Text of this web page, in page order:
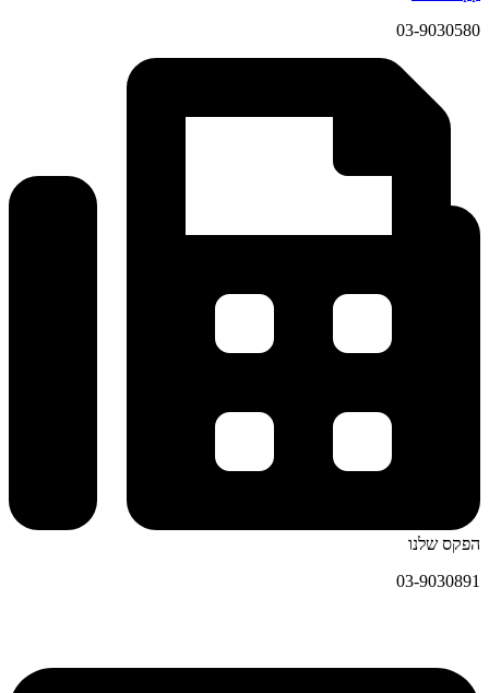
03-9030580
הפקס שלנו
03-9030891